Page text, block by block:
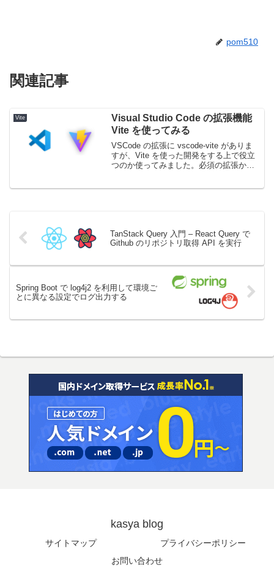
pom510
関連記事
Vite
Visual Studio Code の拡張機能
Vite を使ってみる
VSCode の拡張に vscode-vite がありま
すが、Vite を使った開発をする上で役立
つのか使ってみました。必須の拡張かと
TanStack Query 入門 – React Query で
Github のリポジトリ取得 API を実行
Spring Boot で log4j2 を利用して環境ご
とに異なる設定でログ出力する
kasya blog
サイトマップ
プライバシーポリシー
お問い合わせ